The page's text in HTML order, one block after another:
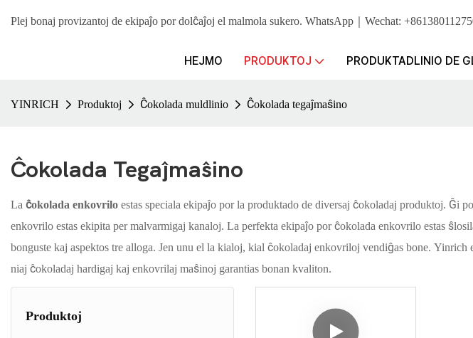
Plej bonaj provizantoj de ekipaĵo por dolĉaĵoj el malmola sukero. WhatsApp｜Wechat:
HEJMO PRODUKTOJ PRODUKTADLINIO DE
YINRICH Produktoj Ĉokolada muldlinio Ĉokolada tegaĵmaŝino
Ĉokolada Tegaĵmaŝino
La ĉokolada enkovrilo estas speciala ekipaĵo por la produktado de diversaj ĉokoladaj produktoj.
enkovrilo estas ekipita per malvarmigaj kanaloj. La perfekta ekipaĵo por ĉokolada enkovrilo estas
bonguste kaj aspektos tre alloga. Jen unu el la kialoj, kial ĉokoladaj enkovriloj vendiĝas bone. Yinrich
niaj ĉokoladaj hardigaj kaj enkovrilaj maŝinoj garantias bonan kvaliton.
Produktoj